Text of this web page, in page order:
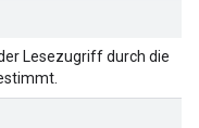
Lesezugriff durch die